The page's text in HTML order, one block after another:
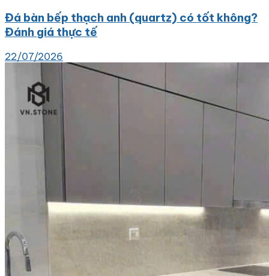
Đá bàn bếp thạch anh (quartz) có tốt không?
Đánh giá thực tế
22/07/2026